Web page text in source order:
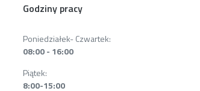
Godziny pracy
Poniedziałek- Czwartek:
08:00 - 16:00
Piątek:
8:00-15:00